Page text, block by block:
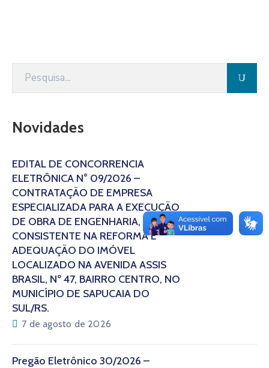
Novidades
EDITAL DE CONCORRÊNCIA
ELETRÔNICA N° 09/2026 –
CONTRATAÇÃO DE EMPRESA
ESPECIALIZADA PARA A EXECUÇÃO
DE OBRA DE ENGENHARIA,
CONSISTENTE NA REFORMA E
ADEQUAÇÃO DO IMÓVEL
LOCALIZADO NA AVENIDA ASSIS
BRASIL, Nº 47, BAIRRO CENTRO, NO
MUNICÍPIO DE SAPUCAIA DO
SUL/RS.
7 de agosto de 2026
Pregão Eletrônico 30/2026 –